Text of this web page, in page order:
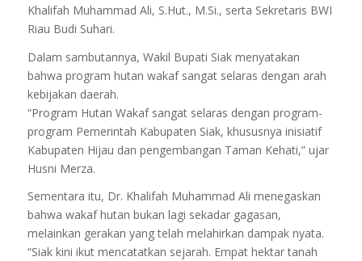
Khalifah Muhammad Ali, S.Hut., M.Si., serta Sekretaris BWI
Riau Budi Suhari.
Dalam sambutannya, Wakil Bupati Siak menyatakan
bahwa program hutan wakaf sangat selaras dengan arah
kebijakan daerah.
“Program Hutan Wakaf sangat selaras dengan program-
program Pemerintah Kabupaten Siak, khususnya inisiatif
Kabupaten Hijau dan pengembangan Taman Kehati,” ujar
Husni Merza.
Sementara itu, Dr. Khalifah Muhammad Ali menegaskan
bahwa wakaf hutan bukan lagi sekadar gagasan,
melainkan gerakan yang telah melahirkan dampak nyata.
“Siak kini ikut mencatatkan sejarah. Empat hektar tanah